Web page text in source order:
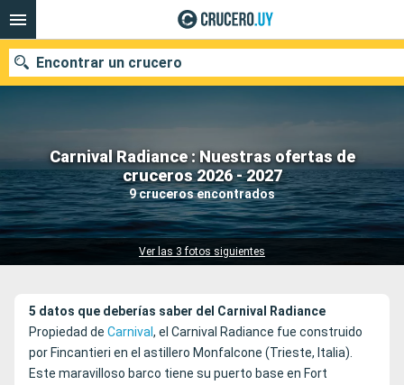
Carnival Radiance : Nuestras ofertas de
cruceros 2026 - 2027
9 cruceros encontrados
Ver las 3 fotos siguientes
Encontrar un crucero
Nuestros destinos
Fecha de salida
5 datos que deberías saber del Carnival Radiance
Propiedad de Carnival, el Carnival Radiance fue construido
por Fincantieri en el astillero Monfalcone (Trieste, Italia).
Este maravilloso barco tiene su puerto base en Fort